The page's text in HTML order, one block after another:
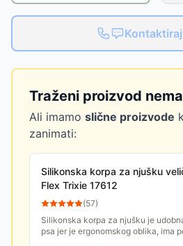
Traženi proizvod
Ali imamo slične proizvode
zanimati:
Silikonska korpa za njušku
Flex Trixie 17612
(57)
Silikonska korpa za njušku je
psa jer je ergonomskog oblika, ima